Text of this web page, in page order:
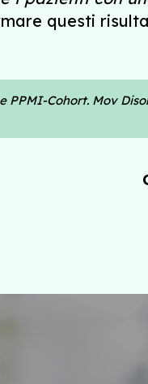
questi
Cohort. Mov